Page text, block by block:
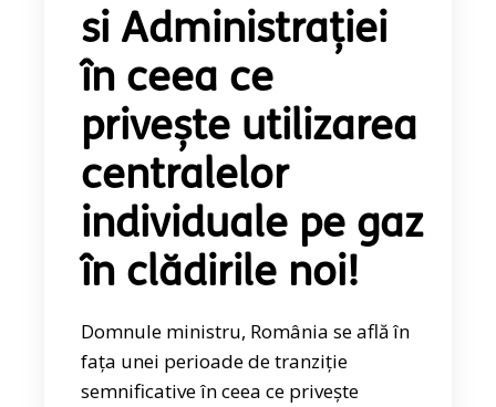
si Administrației
în ceea ce
privește utilizarea
centralelor
individuale pe gaz
în clădirile noi!
Domnule ministru, România se află în
fața unei perioade de tranziție
semnificative în ceea ce privește